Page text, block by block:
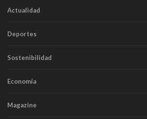
Actualidad
Deportes
Sostenibilidad
Economía
Magazine